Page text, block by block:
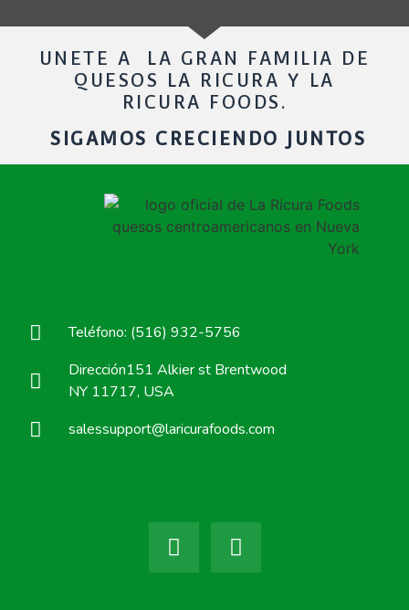
UNETE A LA GRAN FAMILIA DE
QUESOS LA RICURA Y LA
RICURA FOODS.
SIGAMOS CRECIENDO JUNTOS
Teléfono: (516) 932-5756
Dirección151 Alkier st Brentwood
NY 11717, USA
salessupport@laricurafoods.com